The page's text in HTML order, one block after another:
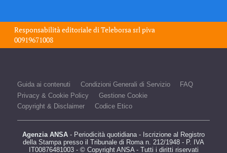
Responsabilità editoriale diTeleborsa srlpiva
00919671008
Guida ai contenuti Condizioni Generali di Servizio
FAQ
Privacy & Cookie Policy
Gestione Cookie
Copyright & Disclaimer
Codice Etico
Agenzia ANSA - Periodicità quotidiana - Iscrizione al Registro
della Stampa presso il Tribunale di Roma n. 212/1948 - P. IVA
IT00876481003 - © Copyright ANSA - Tutti i diritti riservati